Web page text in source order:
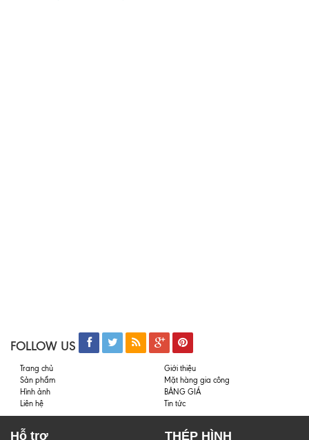
FOLLOW US
Trang chủ
Giới thiệu
Sản phẩm
Mặt hàng gia công
Hình ảnh
BẢNG GIÁ
Liên hệ
Tin tức
Hỗ trợ THÉP HÌNH